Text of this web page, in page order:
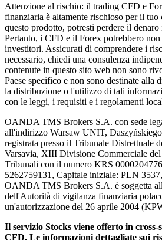
Attenzione al rischio: il trading CFD e
finanziaria è altamente rischioso per il tuo
questo prodotto, potresti perdere il
Pertanto, i CFD e il Forex potrebbero non
investitori. Assicurati di comprendere i
necessario, chiedi una consulenza
contenute in questo sito web non sono
Paese specifico e non sono destinate alla
la distribuzione o l'utilizzo di tali
con le leggi, i requisiti e i regolamenti
OANDA TMS Brokers S.A. con sede
all'indirizzo Warsaw UNIT,
registrata presso il Tribunale Distrettuale
Varsavia, XIII Divisione Commerciale
Tribunali con il numero KRS
5262759131, Capitale iniziale: PLN
OANDA TMS Brokers S.A. è soggetta
dell'Autorità di vigilanza finanziaria
un'autorizzazione del 26 aprile 2004
Il servizio Stocks viene offerto in cross-
CFD. Le informazioni dettagliate sui